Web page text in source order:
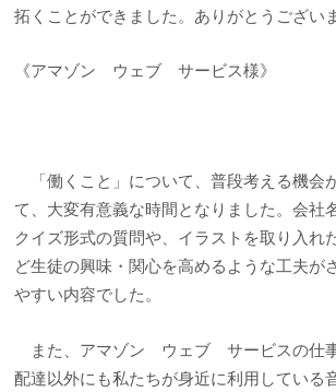
拓くことができました。ありがとうござい
《アマゾン ウェブ サービス様》
「働くこと」について、普段考える機会
て、大変有意義な時間となりました。会社
クイズ形式の質問や、イラストを取り入れ
ど生徒の興味・関心を高めるような工夫が
やすい内容でした。
また、アマゾン ウェブ サービスの仕事
配達以外にも私たちが身近に利用している